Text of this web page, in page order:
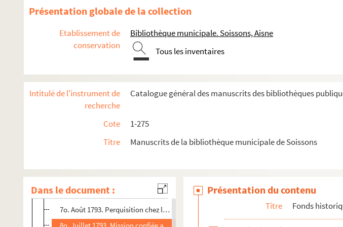
Présentation globale de la collection
Etablissement de
conservation
Bibliothèque municipale. Soissons, Aisne
Tous les inventaires
Intitulé de l'instrument de
recherche
Catalogue général des manuscrits des bibliothèques
Cote
1-275
Titre
Manuscrits de la bibliothèque municipale de Soissons
Dans le document :
251bis. Mémoires pour servir à l'histoire de Soissons, depuis son origine jusqu'à nos jours, par
252. « Notes manuscrites inédites, ou Exposé sommaire servant d'introduction aux nouvelles
253. Journal de D. Lépaulart, prieur de Saint-Crépin-le-Grand, sur la prise et l'occupation de
255. « L'Amende honorable d'un missionnaire, faite à Soissons en novembre 1818. » Par M.
255bis. « Recueil de pièces relatives à la Révolution et à la Restauration »
3o. Ventôse an II. Perquisition chez le citoyen Quinquet, pharmacien
5o. Pluviôse an II. Arrestation des citoyens Pourcelle et Delabarre
6o. Prairial an II. Nouvelle méthode d'ensemencement des terres
7o. Août 1793. Perquisition chez les cultivateurs
Présentation du contenu
Titre Fonds